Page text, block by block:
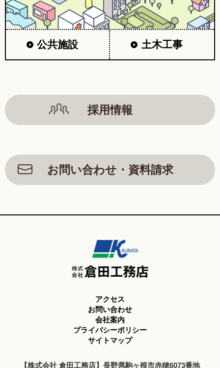
公共施設 土木工事
採用情報
お問い合わせ・資料請求
アクセス
お問い合わせ
会社案内
プライバシーポリシー
サイトマップ
【株式会社 倉田工務店】長野県駒ヶ根市赤穂6073番地